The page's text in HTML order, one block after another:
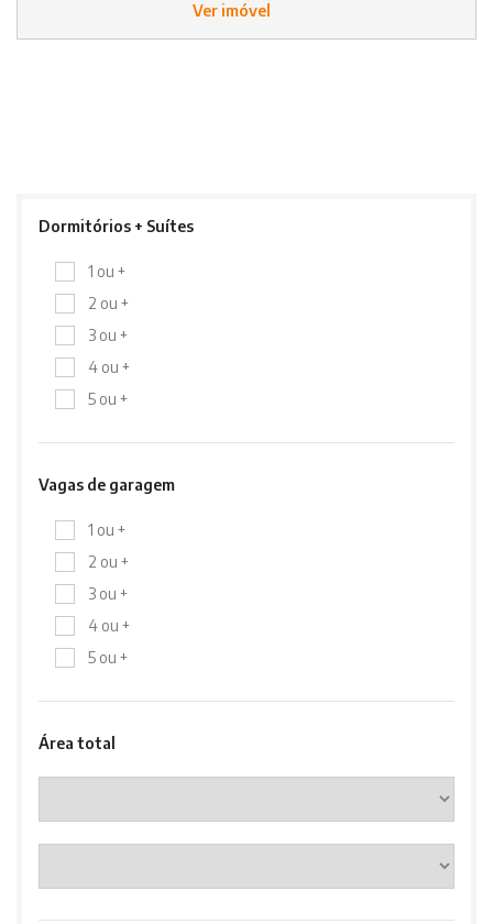
Ver imóvel
Dormitórios + Suítes
1 ou +
2 ou +
3 ou +
4 ou +
5 ou +
Vagas de garagem
1 ou +
2 ou +
3 ou +
4 ou +
5 ou +
Área total